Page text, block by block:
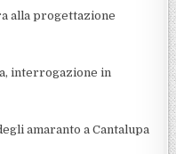
alla progettazione
interrogazione in
amaranto a Cantalupa